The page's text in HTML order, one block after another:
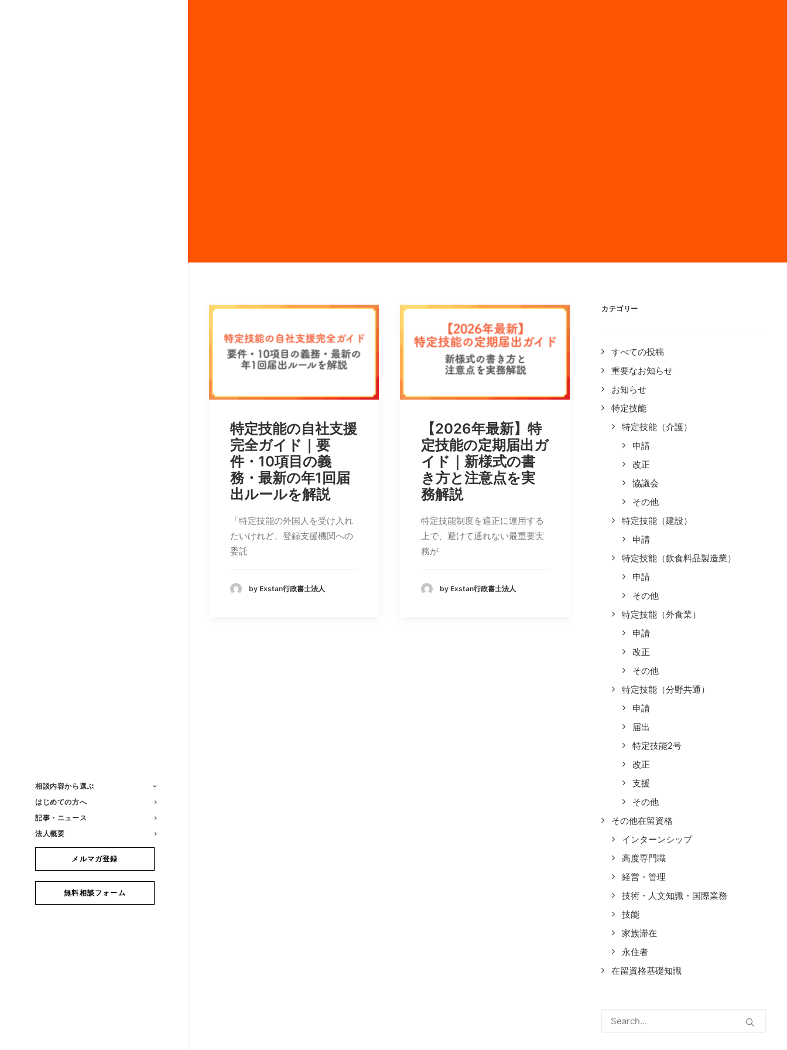
相談内容から選ぶ
はじめての方へ
記事・ニュース
法人概要
メルマガ登録
無料相談フォーム
特定技能の自社支援
完全ガイド｜要
件・10項目の義
務・最新の年1回届
出ルールを解説
「特定技能の外国人を受け入れ
たいけれど、登録支援機関への
委託
by Exstan行政書士法人
【2026年最新】特
定技能の定期届出ガ
イド｜新様式の書
き方と注意点を実
務解説
特定技能制度を適正に運用する
上で、避けて通れない最重要実
務が
by Exstan行政書士法人
カテゴリー
すべての投稿
重要なお知らせ
お知らせ
特定技能
特定技能（介護）
申請
改正
協議会
その他
特定技能（建設）
申請
特定技能（飲食料品製造業）
申請
その他
特定技能（外食業）
申請
改正
その他
特定技能（分野共通）
申請
届出
特定技能2号
改正
支援
その他
その他在留資格
インターンシップ
高度専門職
経営・管理
技術・人文知識・国際業務
技能
家族滞在
永住者
在留資格基礎知識